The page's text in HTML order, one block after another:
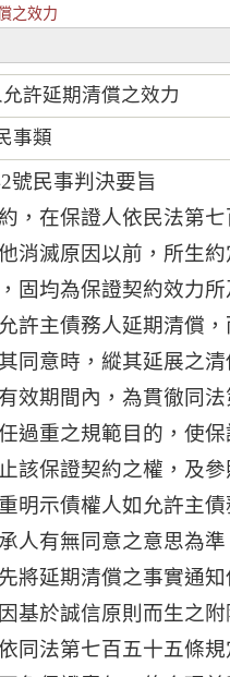
之效力
許延期清償之效力
事類
號民事判決要旨
，在保證人依民法第七
消滅原因以前，所生約
固均為保證契約效力所
許主債務人延期清償，
同意時，縱其延展之清
效期間內，為貫徹同法
過重之規範目的，使保
該保證契約之權，及參
明示債權人如允許主債
人有無同意之意思為準
將延期清償之事實通知
基於誠信原則而生之附
同法第七百五十五條規